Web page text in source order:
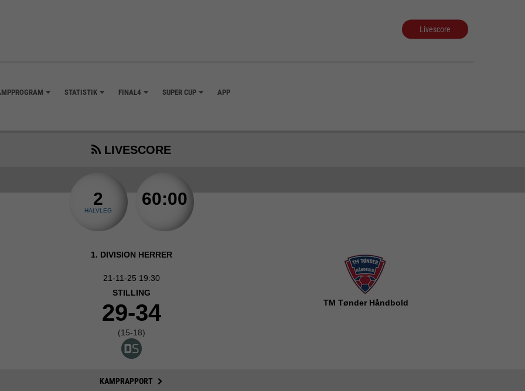
Livescore
STATISTIK FINAL4 SUPER CUP APP
LIVESCORE
2
HALVLEG
60:00
1. DIVISION HERRER
21-11-25 19:30
STILLING
29-34
(15-18)
TM Tønder Håndbold
KAMPRAPPORT